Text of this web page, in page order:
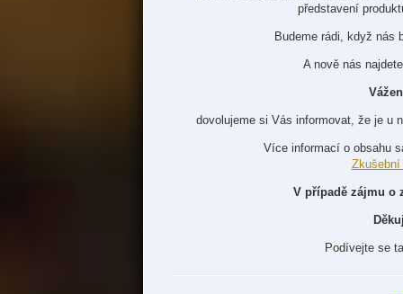
představení
Budeme rádi, když nás
A nově nás
dovolujeme si Vás informovat, že je u
Více informací o obsahu
Zkušební
V případě zájmu o
Podívejte se